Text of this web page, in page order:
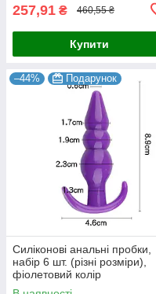
257,91 ₴ 460,55 ₴
Купити
–44% Подарунок
Силіконові анальні пробки,
набір 6 шт. (різні розміри),
фіолетовий колір